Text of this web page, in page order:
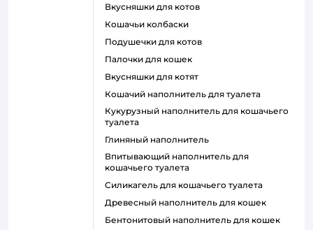
вкусняшки для котов
кошачьи колбаски
подушечки для котов
палочки для кошек
вкусняшки для котят
кошачий наполнитель для туалета
кукурузный наполнитель для кошачьего
туалета
глиняный наполнитель
впитывающий наполнитель для
кошачьего туалета
силикагель для кошачьего туалета
древесный наполнитель для кошек
бентонитовый наполнитель для кошек